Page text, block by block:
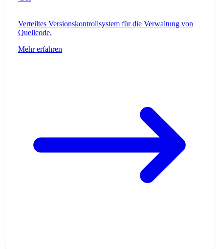
Verteiltes Versionskontrollsystem für die Verwaltung von
Quellcode.
Mehr erfahren